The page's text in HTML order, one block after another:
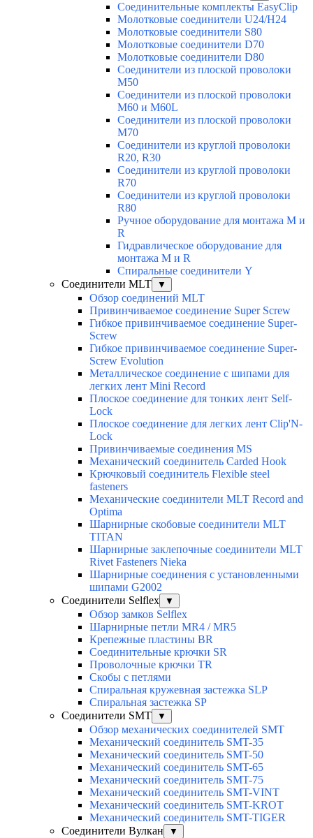
Соединительные комплекты EasyClip
Молотковые соединители U24/H24
Молотковые соединители S80
Молотковые соединители D70
Молотковые соединители D80
Соединители из плоской проволоки
M50
Соединители из плоской проволоки
M60 и M60L
Соединители из плоской проволоки
M70
Соединители из круглой проволоки
R20, R30
Соединители из круглой проволоки
R70
Соединители из круглой проволоки
R80
Ручное оборудование для монтажа M и
R
Гидравлическое оборудование для
монтажа M и R
Спиральные соединители Y
Соединители MLT
▼
Обзор соединений MLT
Привинчиваемое соединение Super Screw
Гибкое привинчиваемое соединение Super-
Screw
Гибкое привинчиваемое соединение Super-
Screw Evolution
Металлическое соединение с шипами для
легких лент Mini Record
Плоское соединение для тонких лент Self-
Lock
Плоское соединение для легких лент Clip'N-
Lock
Привинчиваемые соединения MS
Механический соединитель Carded Hook
Крючковый соединитель Flexible steel
fasteners
Механические соединители MLT Record and
Optima
Шарнирные скобовые соединители MLT
TITAN
Шарнирные заклепочные соединители MLT
Rivet Fasteners Nieka
Шарнирные соединения с установленными
шипами G2002
Соединители Selflex
▼
Обзор замков Selflex
Шарнирные петли MR4 / MR5
Крепежные пластины BR
Соединительные крючки SR
Проволочные крючки TR
Скобы с петлями
Спиральная кружевная застежка SLP
Спиральная застежка SP
Соединители SMT
▼
Обзор механических соединителей SMT
Механический соединитель SMT-35
Механический соединитель SMT-50
Механический соединитель SMT-65
Механический соединитель SMT-75
Механический соединитель SMT-VINT
Механический соединитель SMT-KROT
Механический соединитель SMT-TIGER
Соединители Вулкан
▼